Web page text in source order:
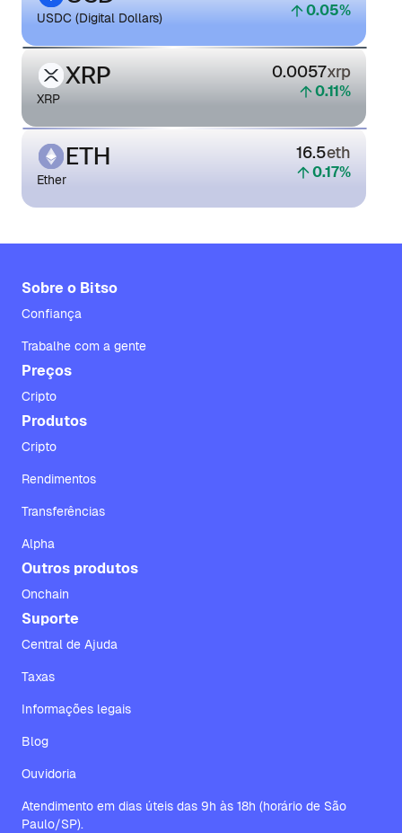
USDC (Digital Dollars) 0.05%
XRP
XRP
0.0057xrp
0.11%
ETH
Ether
16.5eth
0.17%
Sobre o Bitso
Confiança
Trabalhe com a gente
Preços
Cripto
Produtos
Cripto
Rendimentos
Transferências
Alpha
Outros produtos
Onchain
Suporte
Central de Ajuda
Taxas
Informações legais
Blog
Ouvidoria
Atendimento em dias úteis das 9h às 18h (horário de São
Paulo/SP).